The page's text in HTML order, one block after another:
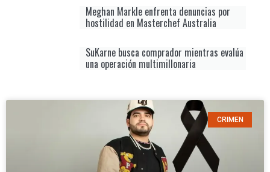
Meghan Markle enfrenta denuncias por
hostilidad en Masterchef Australia
SuKarne busca comprador mientras evalúa
una operación multimillonaria
CRIMEN